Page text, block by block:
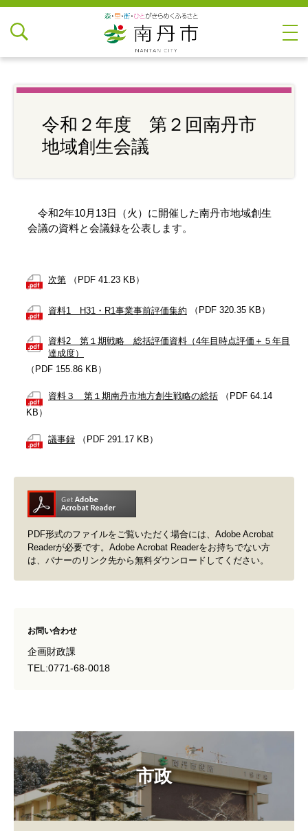
市政
令和２年度 第２回南丹市
地域創生会議
令和2年10月13日（火）に開催した南丹市地域創生
会議の資料と会議録を公表します。
次第 （PDF 41.23 KB）
資料1 H31・R1事業事前評価集約 （PDF 320.35 KB）
資料2 第１期戦略 総括評価資料（4年目時点評価＋５年目
達成度）
（PDF 155.86 KB）
資料３ 第１期南丹市地方創生戦略の総括 （PDF 64.14
KB）
議事録 （PDF 291.17 KB）
PDF形式のファイルをご覧いただく場合には、Adobe Acrobat
Readerが必要です。Adobe Acrobat Readerをお持ちでない方
は、バナーのリンク先から無料ダウンロードしてください。
お問い合わせ
企画財政課
TEL:0771-68-0018